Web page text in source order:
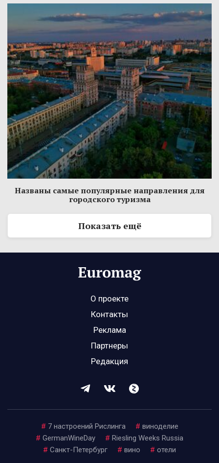
Названы самые популярные направления для
городского туризма
Показать ещё
О проекте
Контакты
Реклама
Партнеры
Редакция
# 7 настроений Рислинга # виноделие
# GermanWineDay # Riesling Weeks Russia
# Санкт-Петербург # вино # отели